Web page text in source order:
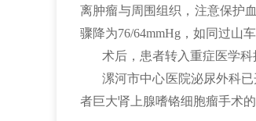
离肿瘤与周围组织，注意保护
骤降为76/64mmHg，如同过山
术后，患者转入重症医学
漯河市中心医院泌尿外科
者巨大肾上腺嗜铬细胞瘤手术